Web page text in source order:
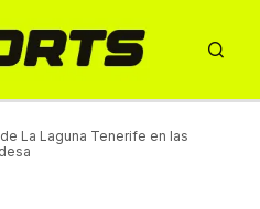
La Laguna Tenerife en las